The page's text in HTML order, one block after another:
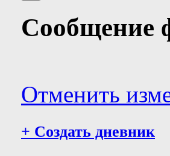
Сообщение
Отменить
+ Создать дневник